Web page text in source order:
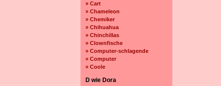
» Cart
» Chameleon
» Chemiker
» Chihuahua
» Chinchillas
» Clownfische
» Computer-schlagende
» Computer
» Coole
D wie Dora